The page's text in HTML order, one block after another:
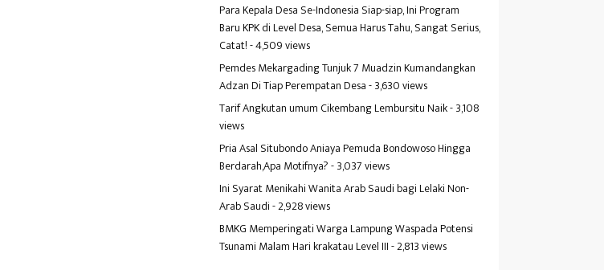
Para Kepala Desa Se-Indonesia Siap-siap, Ini Program
Baru KPK di Level Desa, Semua Harus Tahu, Sangat Serius,
Catat!- 4,509 views
Pemdes Mekargading Tunjuk 7 Muadzin Kumandangkan
Adzan Di Tiap Perempatan Desa- 3,630 views
Tarif Angkutan umum Cikembang Lembursitu Naik- 3,108
views
Pria Asal Situbondo Aniaya Pemuda Bondowoso Hingga
Berdarah,Apa Motifnya?- 3,037 views
Ini Syarat Menikahi Wanita Arab Saudi bagi Lelaki Non-
Arab Saudi- 2,928 views
BMKG Memperingati Warga Lampung Waspada Potensi
Tsunami Malam Hari krakatau Level III- 2,813 views